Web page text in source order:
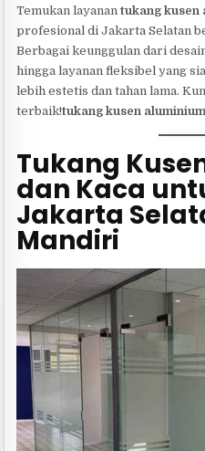
Temukan layanantukang kusen
profesional di Jakarta Selatan
Berbagai keunggulan dari
hingga layanan fleksibel yang
lebih estetis dan tahan lama.
terbaik!tukang kusen
Tukang
dan Kaca
Jakarta
Mandiri